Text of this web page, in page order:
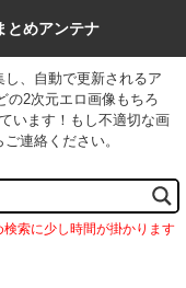
とめアンテナ
、自動で更新されるア
の2次元エロ画像もちろ
います！もし不適切な画
ご連絡ください。